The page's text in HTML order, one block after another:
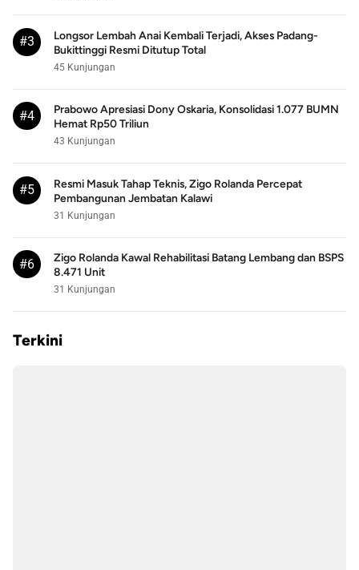
#3
Longsor Lembah Anai Kembali Terjadi, Akses Padang-
Bukittinggi Resmi Ditutup Total
45 Kunjungan
#4
Prabowo Apresiasi Dony Oskaria, Konsolidasi 1.077 BUMN
Hemat Rp50 Triliun
43 Kunjungan
#5
Resmi Masuk Tahap Teknis, Zigo Rolanda Percepat
Pembangunan Jembatan Kalawi
31 Kunjungan
#6
Zigo Rolanda Kawal Rehabilitasi Batang Lembang dan BSPS
8.471 Unit
31 Kunjungan
Terkini